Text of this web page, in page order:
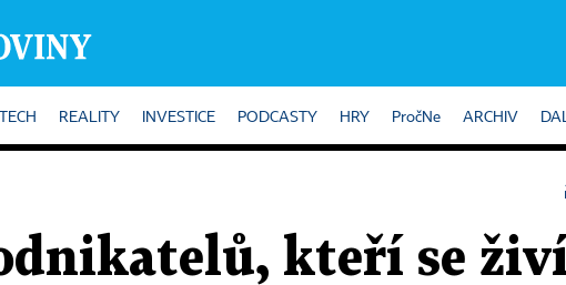
TECH REALITY INVESTICE PODCASTY HRY PročNe ARCHIV
kteří se